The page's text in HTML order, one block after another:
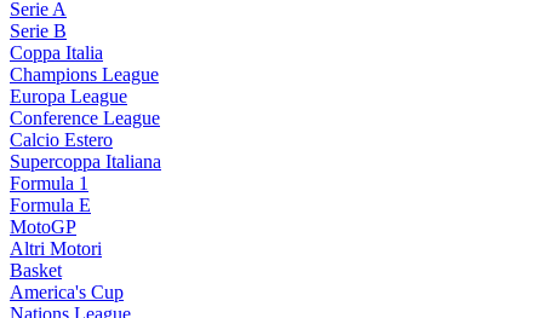
Serie A
Serie B
Coppa Italia
Champions League
Europa League
Conference League
Calcio Estero
Supercoppa Italiana
Formula 1
Formula E
MotoGP
Altri Motori
Basket
America's Cup
Nations League